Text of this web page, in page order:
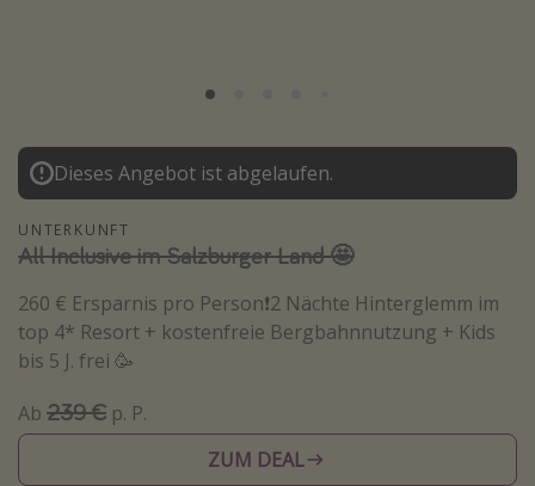
Reisethemen
Alle Reisethemen
Städtereisen
Strandurlaub
Wellnessurlaub
Abenteuerurlaub
Kurzurlaub
Dieses Angebot ist abgelaufen.
UNTERKUNFT
All Inclusive im Salzburger Land 🤩
260 € Ersparnis pro Person❗️2 Nächte Hinterglemm im
top 4* Resort + kostenfreie Bergbahnnutzung + Kids
bis 5 J. frei 🥳
Ab 239 € p. P.
ZUM DEAL